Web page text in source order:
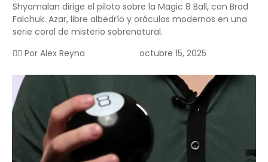
Shyamalan dirige el piloto sobre la Magic 8 Ball, con Brad
Falchuk. Azar, libre albedrío y oráculos modernos en una
serie coral de misterio sobrenatural.
✍🏻 Por Alex Reyna octubre 15, 2025